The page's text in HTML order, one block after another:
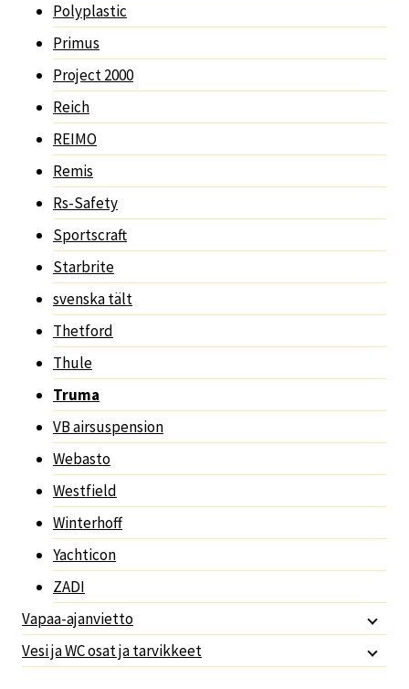
Polyplastic
Primus
Project 2000
Reich
REIMO
Remis
Rs-Safety
Sportscraft
Starbrite
svenska tält
Thetford
Thule
Truma
VB airsuspension
Webasto
Westfield
Winterhoff
Yachticon
ZADI
Vapaa-ajanvietto
Vesi ja WC osat ja tarvikkeet